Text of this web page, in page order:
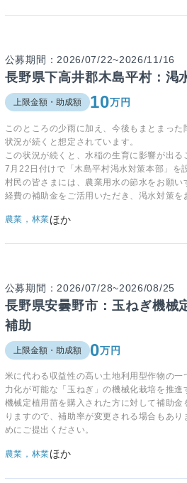
公募期間：2026/07/22~2026/11/16
長野県下高井郡木島平村：渇
上限金額・助成額 10万円
このところの少雨に加え、今後もまとまっ
状況が続くと想定されています。
この状況が続くと、水稲の生育に影響が出
7月22日付けで「木島平村渇水対策本部」を
村民の皆さまには、農業用水の節水をお願
経費の補助金をご活用いただき、渇水対策を
農業，林業ほか
公募期間：2026/07/28~2026/08/25
長野県安曇野市：玉ねぎ機械
補助
上限金額・助成額 0万円
米に代わる収益性の高い土地利用型作物の
力化が可能な「玉ねぎ」の機械化栽培を推
機械定植用苗を購入された方に対して補助
りますので、補助率が変更される場合もあ
めにご提出ください。
農業，林業ほか